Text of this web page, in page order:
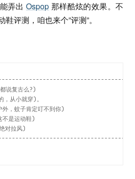
弄出Ospop 那样酷炫的效果。不
评测，咱也来个”评测”。
复古么?)
从小就穿)。
蚊子肯定叮不到你)
是运动鞋)
对拉风)